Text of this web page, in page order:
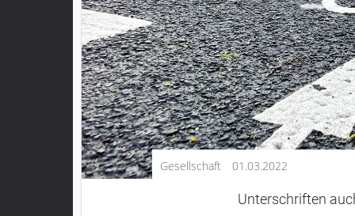
Lauterbach
Romrod
Homberg
Ohm
Schotten
Schlitz
Antrifttal
Feldatal
Gesellschaft 01.03.2022
Unterschriften